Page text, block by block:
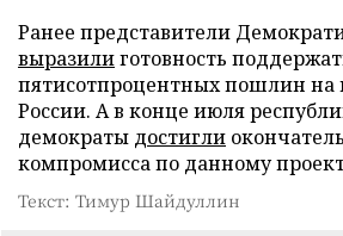
Ранее представители
выразилиготовность
пятисотпроцентных пошлин на
России. А в конце июля
демократы достигли
компромисса по данному
Текст: Тимур Шайдуллин